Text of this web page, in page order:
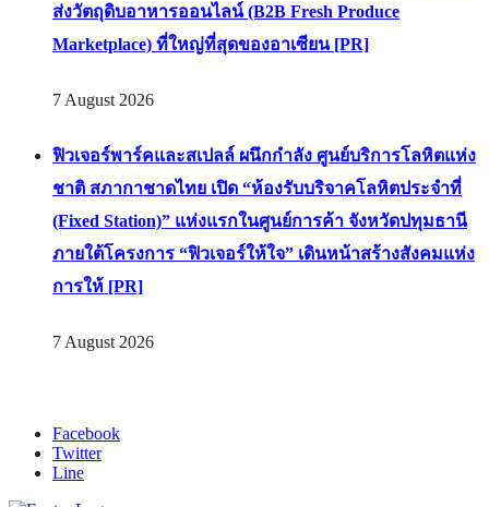
ส่งวัตถุดิบอาหารออนไลน์ (B2B Fresh Produce
Marketplace) ที่ใหญ่ที่สุดของอาเซียน [PR]
7 August 2026
ฟิวเจอร์พาร์คและสเปลล์ ผนึกกำลัง ศูนย์บริการโลหิตแห่ง
ชาติ สภากาชาดไทย เปิด “ห้องรับบริจาคโลหิตประจำที่
(Fixed Station)” แห่งแรกในศูนย์การค้า จังหวัดปทุมธานี
ภายใต้โครงการ “ฟิวเจอร์ให้ใจ” เดินหน้าสร้างสังคมแห่ง
การให้ [PR]
7 August 2026
Facebook
Twitter
Line